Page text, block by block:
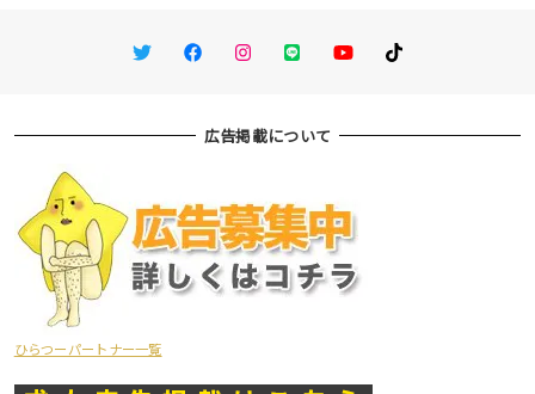
TwitterFacebookInstagram
LINE You TubeTikTok
広告掲載について
ひらつーパートナー一覧